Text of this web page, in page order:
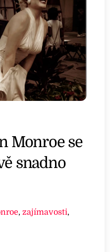
Monroe se
snadno
, zajímavosti,